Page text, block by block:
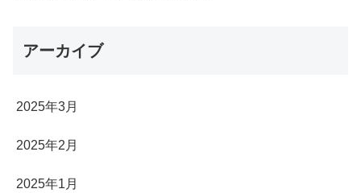
アーカイブ
2025年3月
2025年2月
2025年1月